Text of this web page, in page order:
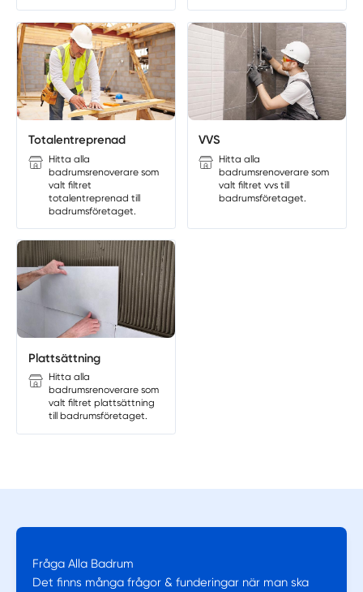
Totalentreprenad
Hitta alla
badrumsrenoverare som
valt filtret
totalentreprenad till
badrumsföretaget.
VVS
Hitta alla
badrumsrenoverare som
valt filtret vvs till
badrumsföretaget.
Plattsättning
Hitta alla
badrumsrenoverare som
valt filtret plattsättning
till badrumsföretaget.
Fråga Alla Badrum
Fråga Alla Badrum
Det finns många frågor & funderingar när man ska